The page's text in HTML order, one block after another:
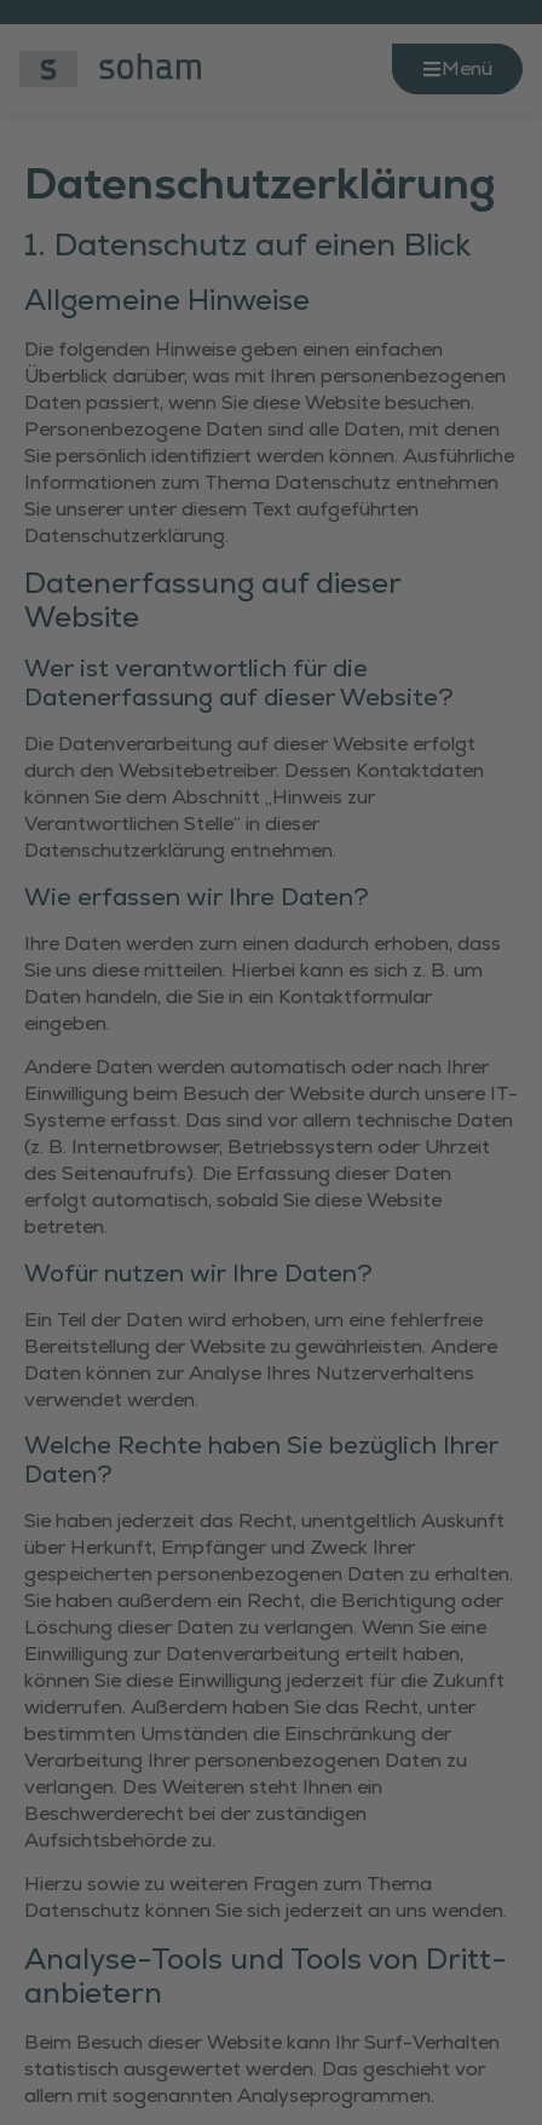
Menü
Datenschutz­erklärung
1. Datenschutz auf einen Blick
Allgemeine Hinweise
Die folgenden Hinweise geben einen einfachen
Überblick darüber, was mit Ihren personenbezogenen
Daten passiert, wenn Sie diese Website besuchen.
Personenbezogene Daten sind alle Daten, mit denen
Sie persönlich identifiziert werden können. Ausführliche
Informationen zum Thema Datenschutz entnehmen
Sie unserer unter diesem Text aufgeführten
Datenschutzerklärung.
Datenerfassung auf dieser
Website
Wer ist verantwortlich für die
Datenerfassung auf dieser Website?
Die Datenverarbeitung auf dieser Website erfolgt
durch den Websitebetreiber. Dessen Kontaktdaten
können Sie dem Abschnitt „Hinweis zur
Verantwortlichen Stelle“ in dieser
Datenschutzerklärung entnehmen.
Wie erfassen wir Ihre Daten?
Ihre Daten werden zum einen dadurch erhoben, dass
Sie uns diese mitteilen. Hierbei kann es sich z. B. um
Daten handeln, die Sie in ein Kontaktformular
eingeben.
Andere Daten werden automatisch oder nach Ihrer
Einwilligung beim Besuch der Website durch unsere IT-
Systeme erfasst. Das sind vor allem technische Daten
(z. B. Internetbrowser, Betriebssystem oder Uhrzeit
des Seitenaufrufs). Die Erfassung dieser Daten
erfolgt automatisch, sobald Sie diese Website
betreten.
Wofür nutzen wir Ihre Daten?
Ein Teil der Daten wird erhoben, um eine fehlerfreie
Bereitstellung der Website zu gewährleisten. Andere
Daten können zur Analyse Ihres Nutzerverhaltens
verwendet werden.
Welche Rechte haben Sie bezüglich Ihrer
Daten?
Sie haben jederzeit das Recht, unentgeltlich Auskunft
über Herkunft, Empfänger und Zweck Ihrer
gespeicherten personenbezogenen Daten zu erhalten.
Sie haben außerdem ein Recht, die Berichtigung oder
Löschung dieser Daten zu verlangen. Wenn Sie eine
Einwilligung zur Datenverarbeitung erteilt haben,
können Sie diese Einwilligung jederzeit für die Zukunft
widerrufen. Außerdem haben Sie das Recht, unter
bestimmten Umständen die Einschränkung der
Verarbeitung Ihrer personenbezogenen Daten zu
verlangen. Des Weiteren steht Ihnen ein
Beschwerderecht bei der zuständigen
Aufsichtsbehörde zu.
Hierzu sowie zu weiteren Fragen zum Thema
Datenschutz können Sie sich jederzeit an uns wenden.
Analyse-Tools und Tools von Dritt­
anbietern
Beim Besuch dieser Website kann Ihr Surf-Verhalten
statistisch ausgewertet werden. Das geschieht vor
allem mit sogenannten Analyseprogrammen.